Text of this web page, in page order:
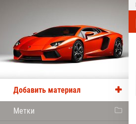
Добавить материал
Метки